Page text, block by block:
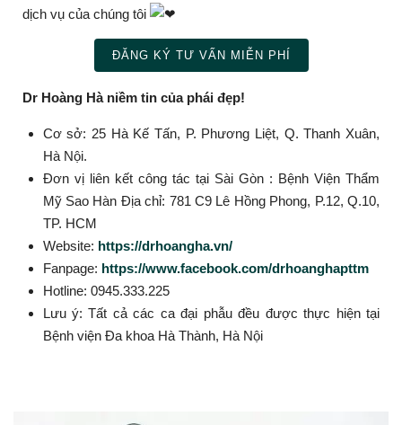
dịch vụ của chúng tôi
ĐĂNG KÝ TƯ VẤN MIỄN PHÍ
Dr Hoàng Hà niềm tin của phái đẹp!
Cơ sở: 25 Hà Kế Tấn, P. Phương Liệt, Q. Thanh Xuân,
Hà Nội.
Đơn vị liên kết công tác tại Sài Gòn : Bệnh Viện Thẩm
Mỹ Sao Hàn Địa chỉ: 781 C9 Lê Hồng Phong, P.12, Q.10,
TP. HCM
Website: https://drhoangha.vn/
Fanpage: https://www.facebook.com/drhoanghapttm
Hotline: 0945.333.225
Lưu ý: Tất cả các ca đại phẫu đều được thực hiện tại
Bệnh viện Đa khoa Hà Thành, Hà Nội